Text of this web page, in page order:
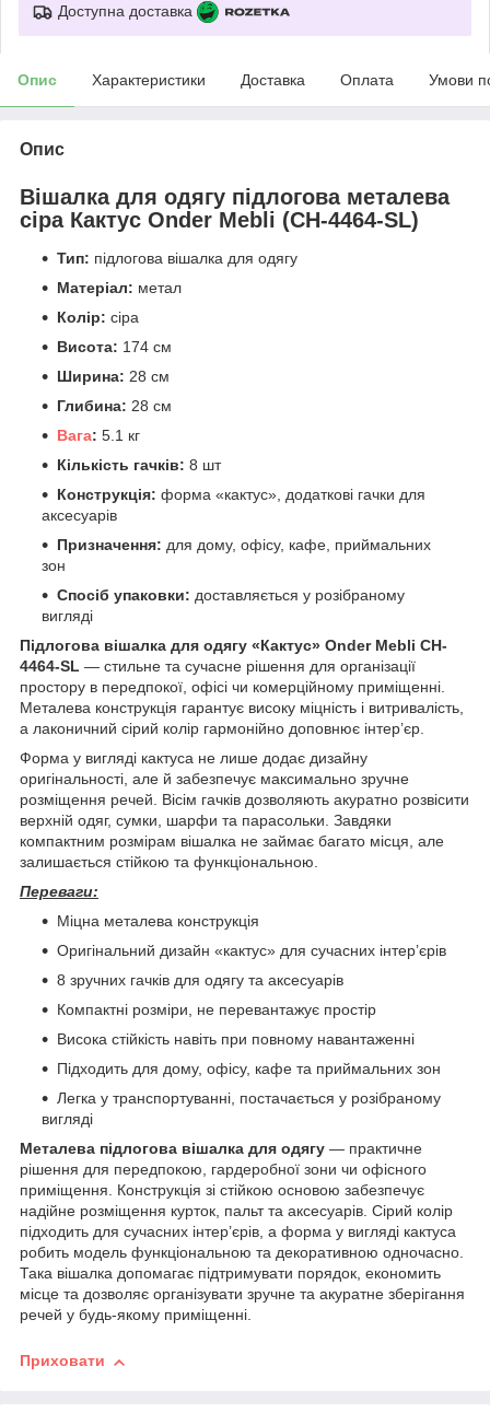
Доступна доставка
Опис Характеристики Доставка Оплата Умови
Опис
Вішалка для одягу підлогова металева
сіра Кактус Onder Mebli (CH-4464-SL)
Тип: підлогова вішалка для одягу
Матеріал: метал
Колір: сіра
Висота: 174 см
Ширина: 28 см
Глибина: 28 см
Вага: 5.1 кг
Кількість гачків: 8 шт
Конструкція: форма «кактус», додаткові гачки для
аксесуарів
Призначення: для дому, офісу, кафе, приймальних
зон
Спосіб упаковки: доставляється у розібраному
вигляді
Підлогова вішалка для одягу «Кактус» Onder Mebli CH-
4464-SL — стильне та сучасне рішення для організації
простору в передпокої, офісі чи комерційному приміщенні.
Металева конструкція гарантує високу міцність і витривалість,
а лаконичний сірий колір гармонійно доповнює інтер’єр.
Форма у вигляді кактуса не лише додає дизайну
оригінальності, але й забезпечує максимально зручне
розміщення речей. Вісім гачків дозволяють акуратно розвісити
верхній одяг, сумки, шарфи та парасольки. Завдяки
компактним розмірам вішалка не займає багато місця, але
залишається стійкою та функціональною.
Переваги:
Міцна металева конструкція
Оригінальний дизайн «кактус» для сучасних інтер’єрів
8 зручних гачків для одягу та аксесуарів
Компактні розміри, не перевантажує простір
Висока стійкість навіть при повному навантаженні
Підходить для дому, офісу, кафе та приймальних зон
Легка у транспортуванні, постачається у розібраному
вигляді
Металева підлогова вішалка для одягу — практичне
рішення для передпокою, гардеробної зони чи офісного
приміщення. Конструкція зі стійкою основою забезпечує
надійне розміщення курток, пальт та аксесуарів. Сірий колір
підходить для сучасних інтер’єрів, а форма у вигляді кактуса
робить модель функціональною та декоративною одночасно.
Така вішалка допомагає підтримувати порядок, економить
місце та дозволяє організувати зручне та акуратне зберігання
речей у будь-якому приміщенні.
Приховати